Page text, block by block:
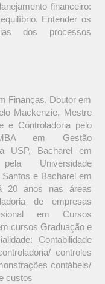
financeiro:
Entender os
dos processos
Finanças, Doutor em
Mackenzie, Mestre
e Controladoria pelo
em Gestão
USP, Bacharel em
pela Universidade
Santos e Bacharel em
20 anos nas áreas
de empresas
em Cursos
cursos Graduação e
Contabilidade
controles
contábeis/
custos